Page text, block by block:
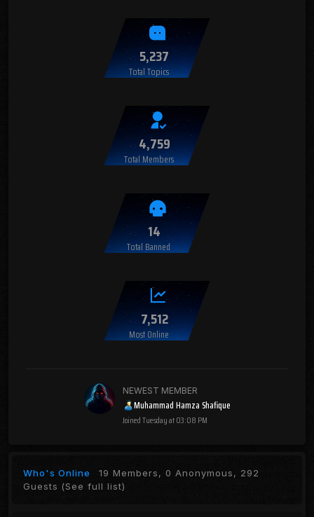
5,237
Total Topics
4,759
Total Members
14
Total Banned
7,512
Most Online
NEWEST MEMBER
Muhammad Hamza Shafique
JoinedTuesday at 03:08 PM
Who's Online 19 Members, 0 Anonymous, 292
Guests (See full list)